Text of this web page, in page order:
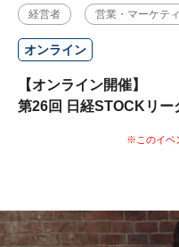
経営者 営業・マーケテ
オンライン
【オンライン開催】
第26回 日経STOCKリー